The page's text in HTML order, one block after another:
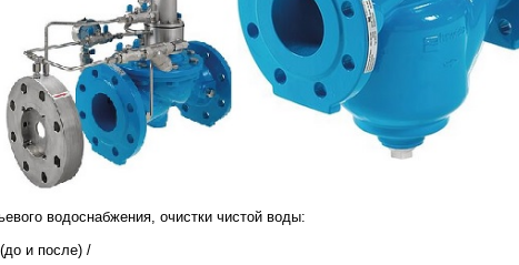
водоснабжения, очистки чистой воды:
и после) /